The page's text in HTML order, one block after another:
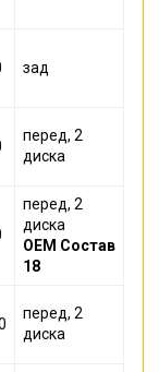
зад
перед, 2
диска
перед, 2
диска
OEM Состав
18
перед, 2
диска